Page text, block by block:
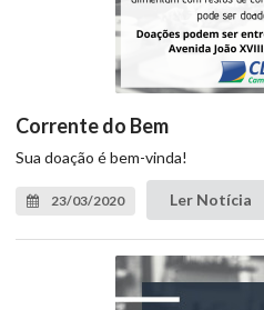
Corrente do Bem
Sua doação é bem-vinda!
23/03/2020 Ler Notícia